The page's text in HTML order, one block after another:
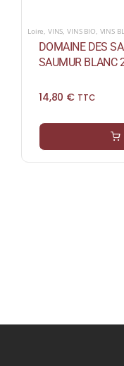
Loire VINS ,VINS BIO VINS
DOMAINE DES
SAUMUR BLANC
14,80 € TTC